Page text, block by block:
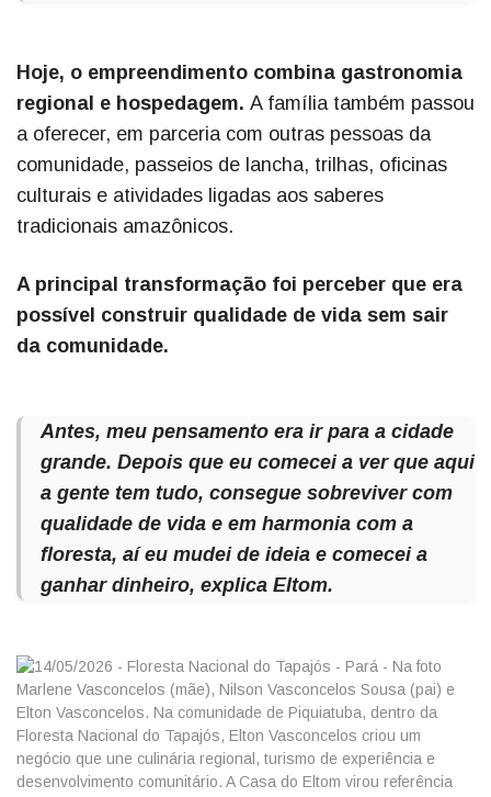
Hoje, o empreendimento combina gastronomia
regional e hospedagem. A família também passou
a oferecer, em parceria com outras pessoas da
comunidade, passeios de lancha, trilhas, oficinas
culturais e atividades ligadas aos saberes
tradicionais amazônicos.
A principal transformação foi perceber que era
possível construir qualidade de vida sem sair
da comunidade.
Antes, meu pensamento era ir para a cidade
grande. Depois que eu comecei a ver que aqui
a gente tem tudo, consegue sobreviver com
qualidade de vida e em harmonia com a
floresta, aí eu mudei de ideia e comecei a
ganhar dinheiro, explica Eltom.